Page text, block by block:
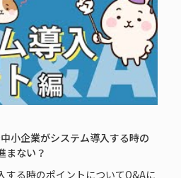
小企業がシステム導入する時の
まない？
する時のポイントについてQ&Aに